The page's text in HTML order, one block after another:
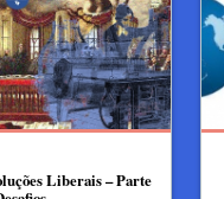
Liberais – Parte